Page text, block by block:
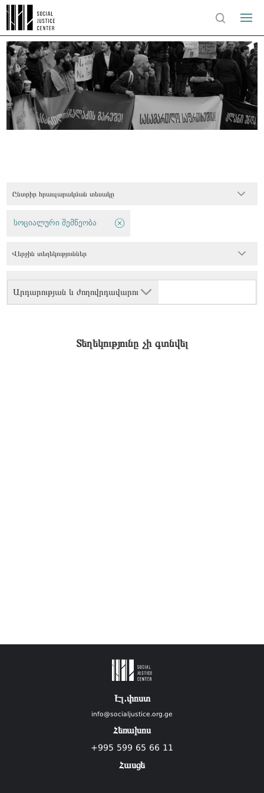
Ընտրիր հրապարակման տեսակը
Արդարության և ժողովրդավարու
სოციალური შემწეობა
Վերջին տեղեկություններ
Տեղեկությունը չի գտնվել
Էլ.փոստ
info@socialjustice.org.ge
Հեռախոս
+995 599 65 66 11
Հասցե